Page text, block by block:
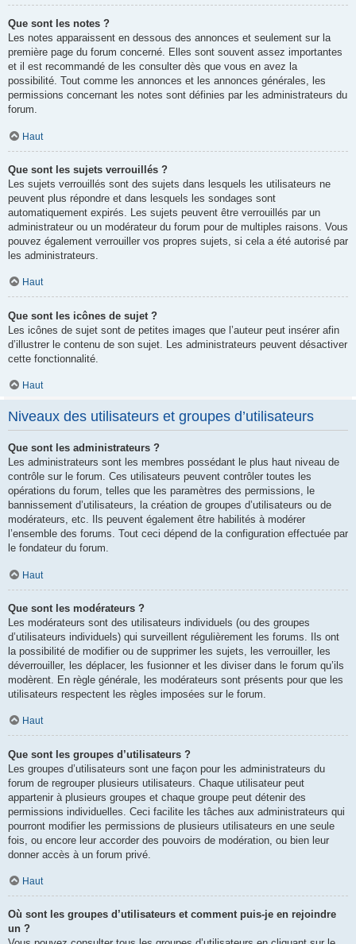
Que sont les notes ?
Les notes apparaissent en dessous des annonces et seulement sur la
première page du forum concerné. Elles sont souvent assez importantes
et il est recommandé de les consulter dès que vous en avez la
possibilité. Tout comme les annonces et les annonces générales, les
permissions concernant les notes sont définies par les administrateurs du
forum.
Haut
Que sont les sujets verrouillés ?
Les sujets verrouillés sont des sujets dans lesquels les utilisateurs ne
peuvent plus répondre et dans lesquels les sondages sont
automatiquement expirés. Les sujets peuvent être verrouillés par un
administrateur ou un modérateur du forum pour de multiples raisons. Vous
pouvez également verrouiller vos propres sujets, si cela a été autorisé par
les administrateurs.
Haut
Que sont les icônes de sujet ?
Les icônes de sujet sont de petites images que l’auteur peut insérer afin
d’illustrer le contenu de son sujet. Les administrateurs peuvent désactiver
cette fonctionnalité.
Haut
Niveaux des utilisateurs et groupes d’utilisateurs
Que sont les administrateurs ?
Les administrateurs sont les membres possédant le plus haut niveau de
contrôle sur le forum. Ces utilisateurs peuvent contrôler toutes les
opérations du forum, telles que les paramètres des permissions, le
bannissement d’utilisateurs, la création de groupes d’utilisateurs ou de
modérateurs, etc. Ils peuvent également être habilités à modérer
l’ensemble des forums. Tout ceci dépend de la configuration effectuée par
le fondateur du forum.
Haut
Que sont les modérateurs ?
Les modérateurs sont des utilisateurs individuels (ou des groupes
d’utilisateurs individuels) qui surveillent régulièrement les forums. Ils ont
la possibilité de modifier ou de supprimer les sujets, les verrouiller, les
déverrouiller, les déplacer, les fusionner et les diviser dans le forum qu’ils
modèrent. En règle générale, les modérateurs sont présents pour que les
utilisateurs respectent les règles imposées sur le forum.
Haut
Que sont les groupes d’utilisateurs ?
Les groupes d’utilisateurs sont une façon pour les administrateurs du
forum de regrouper plusieurs utilisateurs. Chaque utilisateur peut
appartenir à plusieurs groupes et chaque groupe peut détenir des
permissions individuelles. Ceci facilite les tâches aux administrateurs qui
pourront modifier les permissions de plusieurs utilisateurs en une seule
fois, ou encore leur accorder des pouvoirs de modération, ou bien leur
donner accès à un forum privé.
Haut
Où sont les groupes d’utilisateurs et comment puis-je en rejoindre
un ?